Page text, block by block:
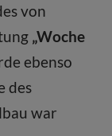
von
„Woche
ebenso
des
war